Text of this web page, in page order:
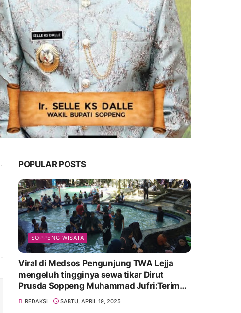
POPULAR POSTS
SOPPENG WISATA
Viral di Medsos Pengunjung TWA Lejja
mengeluh tingginya sewa tikar Dirut
Prusda Soppeng Muhammad Jufri:Terima
kasih bu bantu Promosikan
REDAKSI SABTU, APRIL 19, 2025